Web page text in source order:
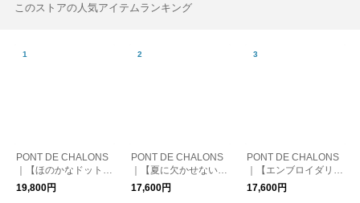
このストアの人気アイテムランキング
PONT DE CHALONS
｜【ほのかなドットが
上品な、晩夏に活躍す
る♪】ORIGINAL DOT
19,800円
PONT DE CHALONS
｜【夏に欠かせない素
材！人気カラーも加わ
った】サッカーフレン
17,600円
PONT DE CHALONS
｜【エンブロイダリー
レースを贅沢にあしら
った華やぎブラウス】
17,600円